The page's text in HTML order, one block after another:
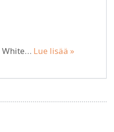
White… Lue lisää »